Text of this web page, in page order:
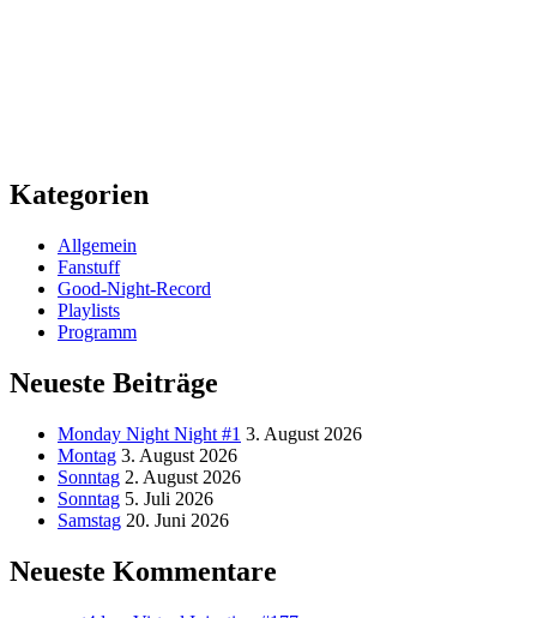
Kategorien
Allgemein
Fanstuff
Good-Night-Record
Playlists
Programm
Neueste Beiträge
Monday Night Night #1 3. August 2026
Montag 3. August 2026
Sonntag 2. August 2026
Sonntag 5. Juli 2026
Samstag 20. Juni 2026
Neueste Kommentare